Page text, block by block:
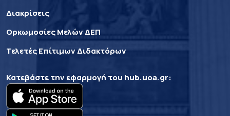
Διακρίσεις
Ορκωμοσίες Μελών ΔΕΠ
Τελετές Επίτιμων Διδακτόρων
Κατεβάστε την εφαρμογή του hub.uoa.gr: